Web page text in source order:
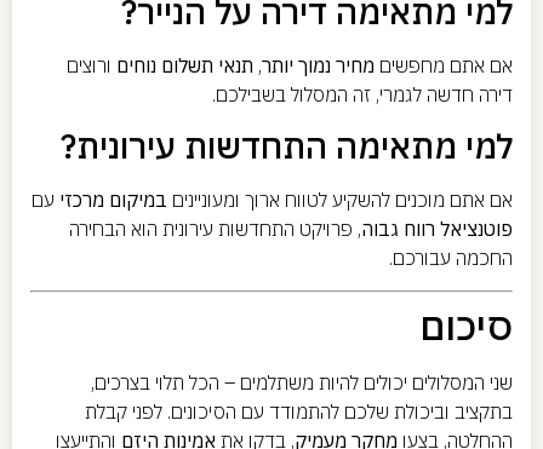
למי מתאימה דירה על הנייר?
אם אתם מחפשים מחיר נמוך יותר, תנאי תשלום נוחים ורוצים
דירה חדשה לגמרי, זה המסלול בשבילכם.
למי מתאימה התחדשות עירונית?
אם אתם מוכנים להשקיע לטווח ארוך ומעוניינים במיקום מרכזי עם
פוטנציאל רווח גבוה, פרויקט התחדשות עירונית הוא הבחירה
החכמה עבורכם.
סיכום
שני המסלולים יכולים להיות משתלמים – הכל תלוי בצרכים,
בתקציב וביכולת שלכם להתמודד עם הסיכונים. לפני קבלת
ההחלטה, בצעו מחקר מעמיק, בדקו את אמינות היזם והתייעצו